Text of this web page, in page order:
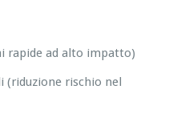
rapide ad alto impatto)
rischio nel